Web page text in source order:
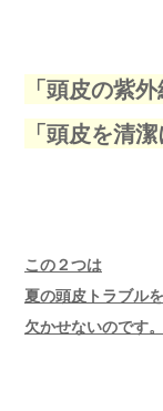
「頭皮の紫外
「頭皮を清
この２つは
夏の頭皮トラブル
欠かせないのです。